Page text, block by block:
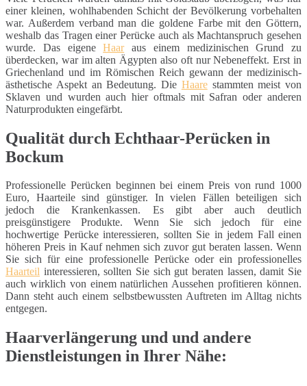
einer kleinen, wohlhabenden Schicht der Bevölkerung vorbehalten
war. Außerdem verband man die goldene Farbe mit den Göttern,
weshalb das Tragen einer Perücke auch als Machtanspruch gesehen
wurde. Das eigeneHaaraus einem medizinischen Grund zu
überdecken, war im alten Ägypten also oft nur Nebeneffekt. Erst in
Griechenland und im Römischen Reich gewann der medizinisch-
ästhetische Aspekt an Bedeutung. Die Haarestammten meist von
Sklaven und wurden auch hier oftmals mit Safran oder anderen
Naturprodukten eingefärbt.
Qualität durch Echthaar-Perücken in
Bockum
Professionelle Perücken beginnen bei einem Preis von rund 1000
Euro, Haarteile sind günstiger. In vielen Fällen beteiligen sich
jedoch die Krankenkassen. Es gibt aber auch deutlich
preisgünstigere Produkte. Wenn Sie sich jedoch für eine
hochwertige Perücke interessieren, sollten Sie in jedem Fall einen
höheren Preis in Kauf nehmen sich zuvor gut beraten lassen. Wenn
Sie sich für eine professionelle Perücke oder ein professionelles
Haarteil interessieren, sollten Sie sich gut beraten lassen, damit Sie
auch wirklich von einem natürlichen Aussehen profitieren können.
Dann steht auch einem selbstbewussten Auftreten im Alltag nichts
entgegen.
Haarverlängerung und und andere
Dienstleistungen in Ihrer Nähe: